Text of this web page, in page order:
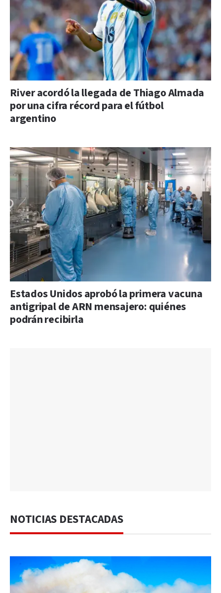
River acordó la llegada de Thiago Almada
por una cifra récord para el fútbol
argentino
Estados Unidos aprobó la primera vacuna
antigripal de ARN mensajero: quiénes
podrán recibirla
NOTICIAS DESTACADAS